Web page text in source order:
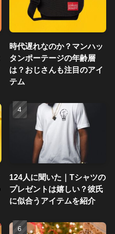
時代遅れなのか？マンハッ
タンポーテージの年齢層
は？おじさんも注目のアイ
テム
124人に聞いた｜Tシャツの
プレゼントは嬉しい？彼氏
に似合うアイテムを紹介